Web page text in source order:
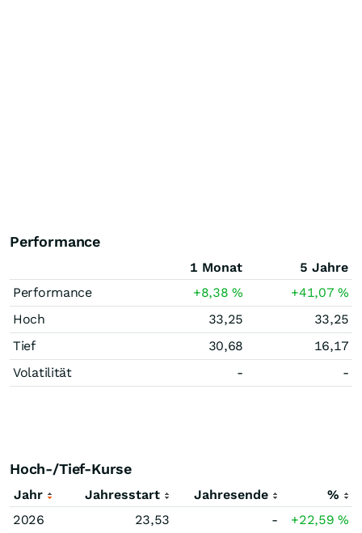
Performance
1 Monat
5 Jahre
Performance
+8,38% +41,07%
Hoch
33,25
33,25
Tief
30,68
16,17
Volatilität
- -
Hoch-/Tief-Kurse
Jahr Jahresstart Jahresende
%
2026
23,53 - +22,59%